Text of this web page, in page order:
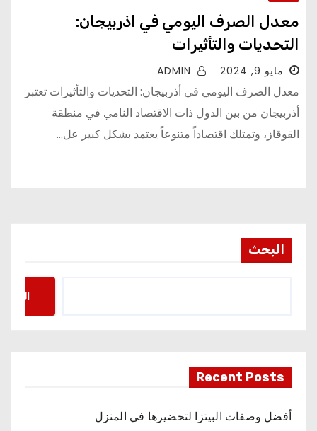
معدل الصرف اليومي في اذربيجان:
التحديات والتأثيرات
مايو 9, 2024
معدل الصرف اليومي في أذربيجان: التحديات والتأثيرات تعتبر
أذربيجان من بين الدول ذات الاقتصاد النامي في منطقة
القوقاز، وتمتلك اقتصاداً متنوعاً يعتمد بشكل كبير عل...
البحث
البحث
Recent Posts
أفضل وصفات البيتزا لتحضيرها في المنزل